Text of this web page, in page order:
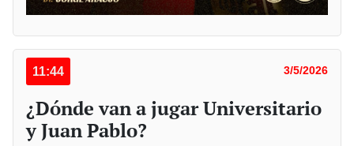
11:44 3/5/2026
¿Dónde van a jugar Universitario
y Juan Pablo?